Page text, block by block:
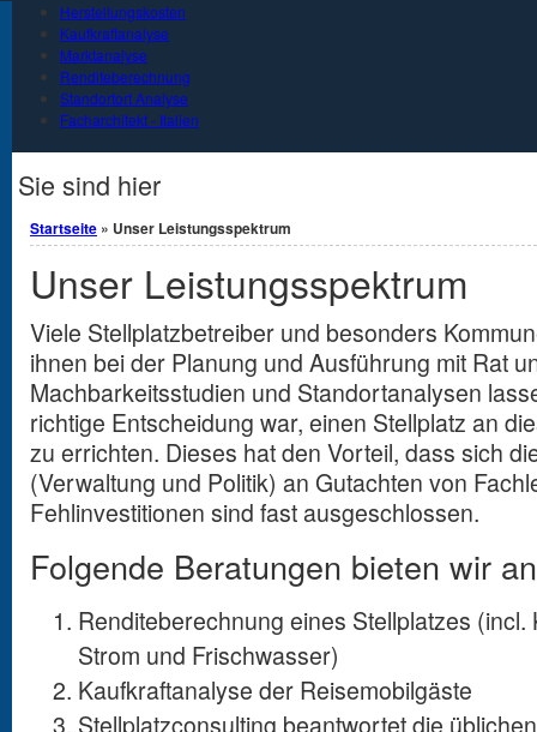
Herstellungskosten
Kaufkraftanalyse
Marktanalyse
Renditeberechnung
Standortort Analyse
Facharchitekt - Italien
Sie sind hier
Startseite » Unser Leistungsspektrum
Unser Leistungsspektrum
Viele Stellplatzbetreiber und besonders
ihnen bei der Planung und Ausführung mit Rat
Machbarkeitsstudien und Standortanalysen
richtige Entscheidung war, einen Stellplatz an
zu errichten. Dieses hat den Vorteil, dass sich
(Verwaltung und Politik) an Gutachten von
Fehlinvestitionen sind fast ausgeschlossen.
Folgende Beratungen bieten wir
Renditeberechnung eines Stellplatzes (incl.
Strom und Frischwasser)
Kaufkraftanalyse der Reisemobilgäste
Stellplatzconsulting beantwortet die